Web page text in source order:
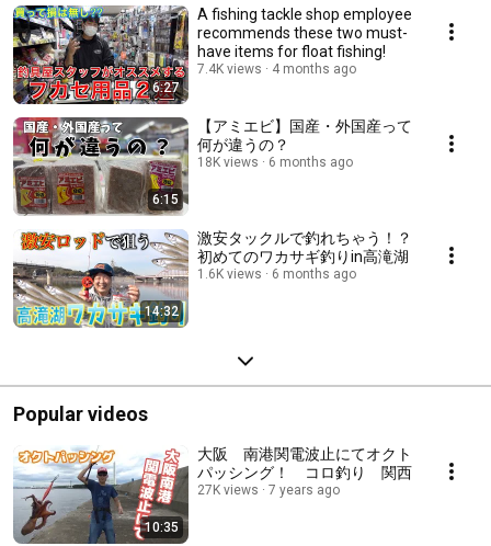
6:27
A fishing tackle shop employee
recommends these two must-
have items for float fishing!
7.4K views 4 months ago
6:15
【アミエビ】国産・外国産って
何が違うの？
18K views 6 months ago
14:32
激安タックルで釣れちゃう！？
初めてのワカサギ釣りin高滝湖
1.6K views 6 months ago
Popular videos
10:35
大阪 南港関電波止にてオクト
パッシング！ コロ釣り 関西
27K views 7 years ago